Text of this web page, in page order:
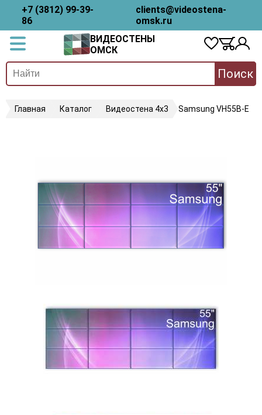
+7 (3812) 99-39-
86
clients@videostena-
omsk.ru
ВИДЕОСТЕНЫ
ОМСК
Поиск
Главная Каталог Видеостена 4х3 Samsung VH55B-E